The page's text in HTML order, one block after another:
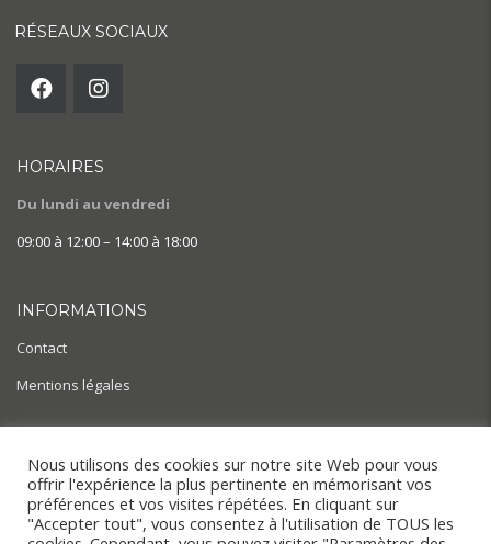
RÉSEAUX SOCIAUX
HORAIRES
Du lundi au vendredi
09:00 à 12:00 – 14:00 à 18:00
INFORMATIONS
Contact
Mentions légales
AIDE & ACTUALITÉS
BLOG
Nous utilisons des cookies sur notre site Web pour vous
offrir l'expérience la plus pertinente en mémorisant vos
préférences et vos visites répétées. En cliquant sur
"Accepter tout", vous consentez à l'utilisation de TOUS les